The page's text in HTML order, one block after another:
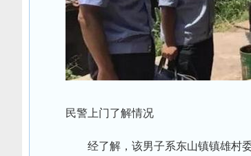
民警上门了解情况
经了解，该男子系东山镇镇雄村委